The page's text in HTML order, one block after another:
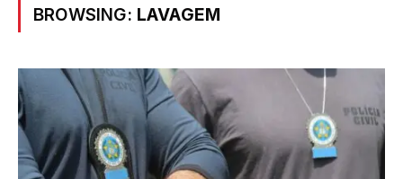
BROWSING: LAVAGEM